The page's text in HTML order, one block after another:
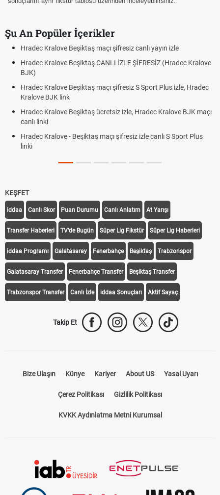
Şu An Popüler İçerikler
Hradec Kralove Beşiktaş maçı şifresiz canlı yayın izle
Hradec Kralove Beşiktaş CANLI İZLE ŞİFRESİZ (Hradec Kralove
BJK)
Hradec Kralove Beşiktaş maçı şifresiz S Sport Plus izle, Hradec
Kralove BJK link
Hradec Kralove Beşiktaş ücretsiz izle, Hradec Kralove BJK maçı
canlı linki
Hradec Kralove - Beşiktaş maçı şifresiz izle canlı S Sport Plus
linki
KEŞFET
iddaa Canlı Skor Puan Durumu Canlı Anlatım At Yarışı
Transfer Haberleri TV'de Bugün Süper Lig Fikstür Süper Lig Haberleri
iddaa Programı Galatasaray Fenerbahçe Beşiktaş Trabzonspor
Galatasaray Transfer Fenerbahçe Transfer Beşiktaş Transfer
Trabzonspor Transfer Canlı İzle iddaa Sonuçları Aktif Sayaç
Takip Et
Bize Ulaşın Künye Kariyer About US Yasal Uyarı
Çerez Politikası Gizlilik Politikası
KVKK Aydınlatma Metni Kurumsal